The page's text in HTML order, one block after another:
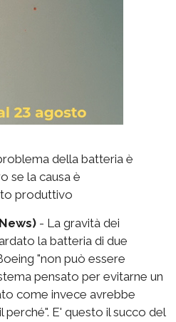
della batteria è
se la causa è
produttivo
- La gravità dei
la batteria di due
"non può essere
pensato per evitarne un
come invece avrebbe
E' questo il succo del